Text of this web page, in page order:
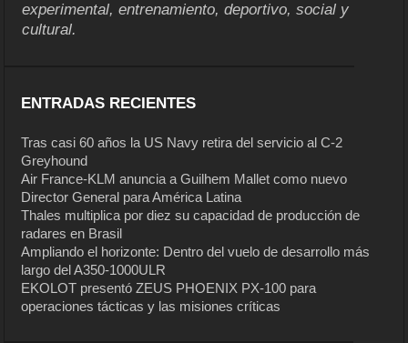
experimental, entrenamiento, deportivo, social y
cultural.
ENTRADAS RECIENTES
Tras casi 60 años la US Navy retira del servicio al C-2
Greyhound
Air France-KLM anuncia a Guilhem Mallet como nuevo
Director General para América Latina
Thales multiplica por diez su capacidad de producción de
radares en Brasil
Ampliando el horizonte: Dentro del vuelo de desarrollo más
largo del A350-1000ULR
EKOLOT presentó ZEUS PHOENIX PX-100 para
operaciones tácticas y las misiones críticas